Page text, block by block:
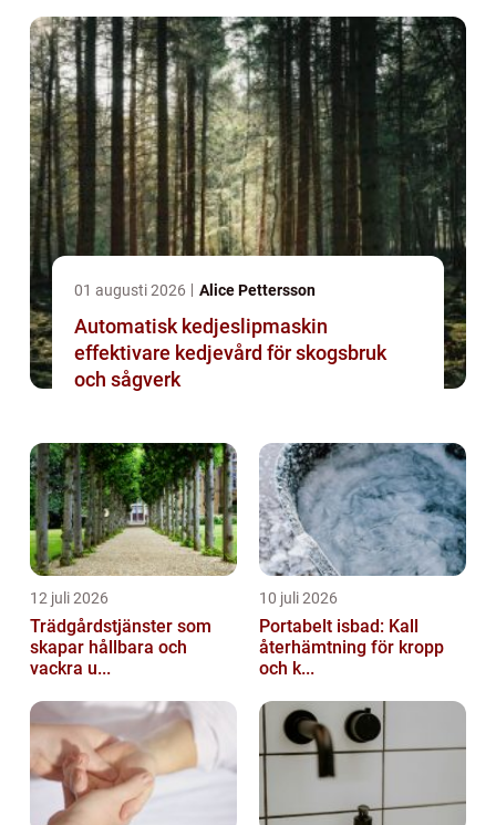
01 augusti 2026 Alice Pettersson
Automatisk kedjeslipmaskin
effektivare kedjevård för skogsbruk
och sågverk
12 juli 2026
Trädgårdstjänster som
skapar hållbara och
vackra u...
10 juli 2026
Portabelt isbad: Kall
återhämtning för kropp
och k...